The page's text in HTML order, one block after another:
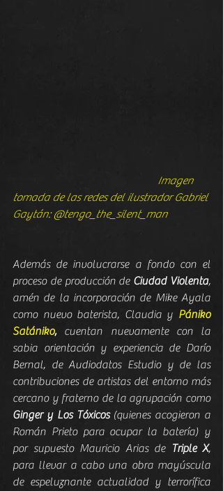
tomada de las redes del ilustrador Gabriel
Gaytán: @tengo_the_silent_man
Además de involucrarse a fondo con el
proceso de producción de Ciudad Violenta,
amén de la incorporación de Mike Ayala
como nuevo baterista, Claudia y Pániko
Satániko, cuentan nuevamente con la
sabia orientación y experiencia de Darío
Bernal, de Audiodatos Estudio y de las
contribuciones de artistas del entorno más
cercano y fraterno de la agrupación como
Ginger y Los Tóxicos (quienes acogieron a
Román Prieto para ocupar la batería) y
por supuesto Mauricio Arias de Triple X,
para llevar a cabo una obra mayúscula
de espeluznante actualidad y terrorífica